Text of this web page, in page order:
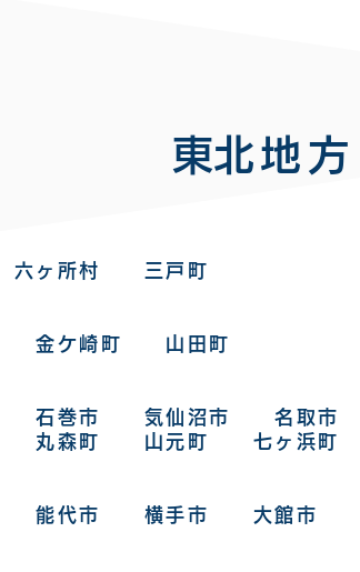
​東北地方​
ヶ所村 三戸町
金ケ崎町 山田町
石巻市 気仙沼市 名取
丸森町 山元町 七ヶ浜町
能代市 横手市 大館